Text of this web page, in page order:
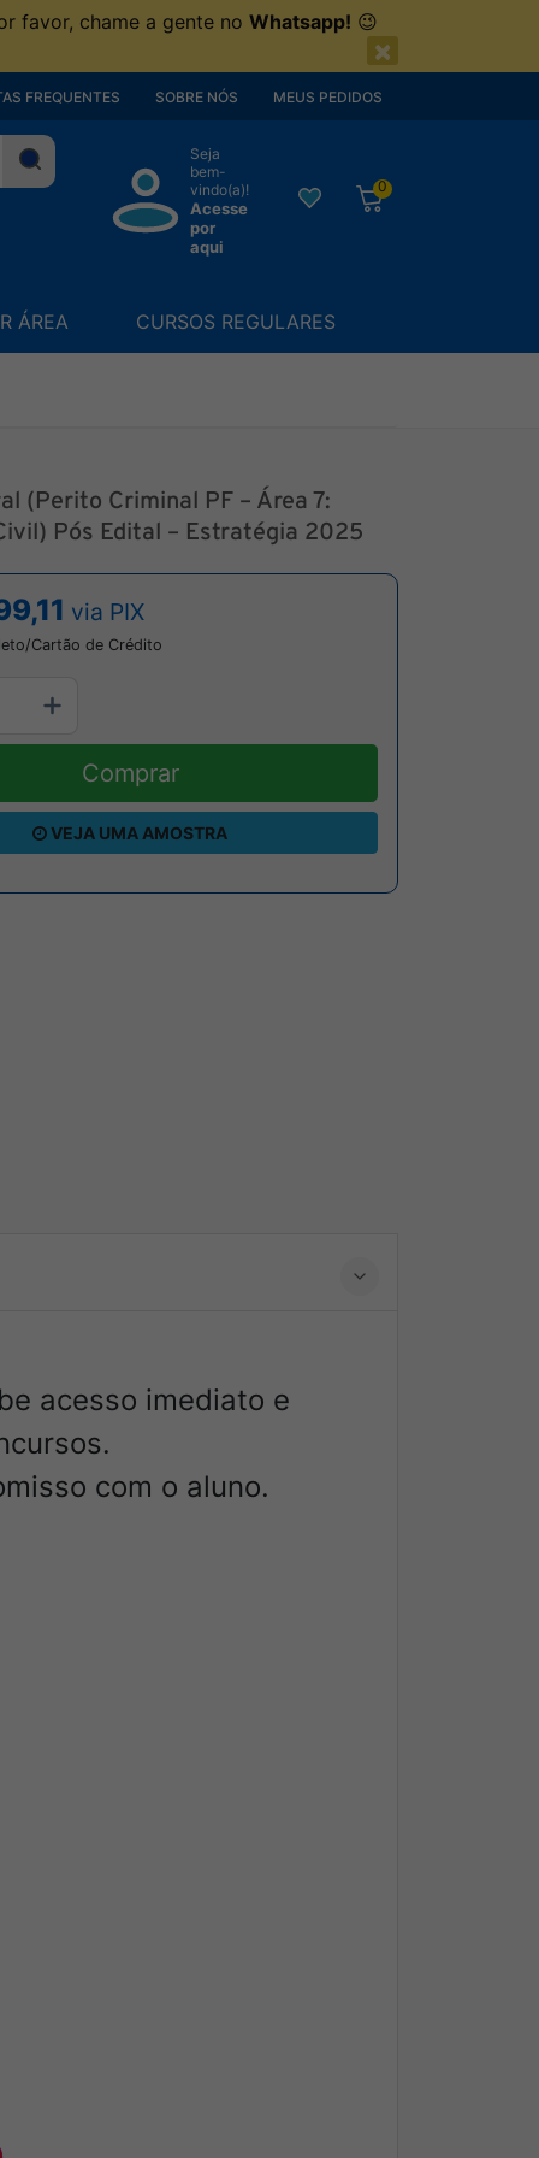
favor, chame a gente no Whatsapp! 😉
×
FREQUENTES SOBRE NÓS MEUS PEDIDOS
Seja
bem-
vindo(a)!
Acesse
por
aqui
0
ÁREA CURSOS REGULARES
(Perito Criminal PF – Área 7:
Pós Edital – Estratégia 2025
via PIX
Cartão de Crédito
Comprar
VEJA UMA AMOSTRA
acesso imediato e
com o aluno.